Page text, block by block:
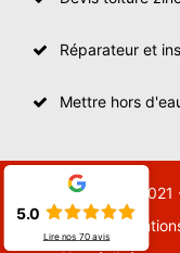
Réparateur et
Mettre hors
©
5.0
Lire nos 70avis